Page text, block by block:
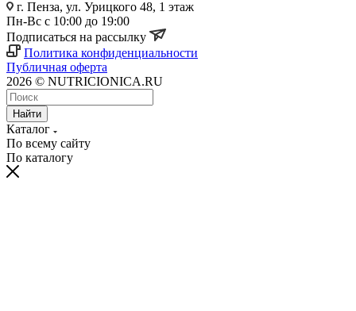
г. Пенза, ул. Урицкого 48, 1 этаж
Пн-Вс с 10:00 до 19:00
Подписаться на рассылку
Политика конфиденциальности
Публичная оферта
2026 © NUTRICIONICA.RU
Найти
Каталог
По всему сайту
По каталогу